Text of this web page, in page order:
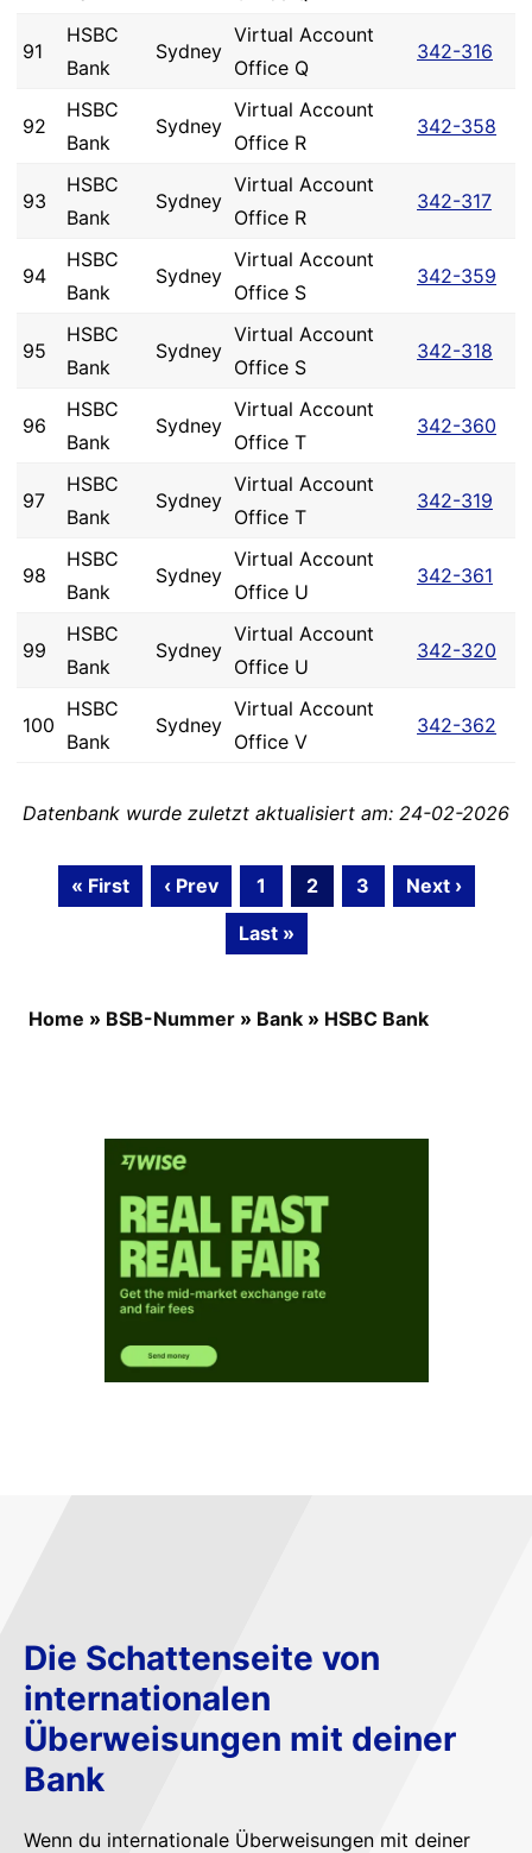
91
HSBC
Bank
Sydney
Virtual Account
Office Q
342-316
92
HSBC
Bank
Sydney
Virtual Account
Office R
342-358
93
HSBC
Bank
Sydney
Virtual Account
Office R
342-317
94
HSBC
Bank
Sydney
Virtual Account
Office S
342-359
95
HSBC
Bank
Sydney
Virtual Account
Office S
342-318
96
HSBC
Bank
Sydney
Virtual Account
Office T
342-360
97
HSBC
Bank
Sydney
Virtual Account
Office T
342-319
98
HSBC
Bank
Sydney
Virtual Account
Office U
342-361
99
HSBC
Bank
Sydney
Virtual Account
Office U
342-320
100
HSBC
Bank
Sydney
Virtual Account
Office V
342-362
Datenbank wurde zuletzt aktualisiert am: 24-02-2026
« First ‹ Prev 1 2 3
Next ›
Last »
Home » BSB-Nummer » Bank » HSBC Bank
Die Schattenseite von
internationalen
Überweisungen mit deiner
Bank
Wenn du internationale Überweisungen mit deiner